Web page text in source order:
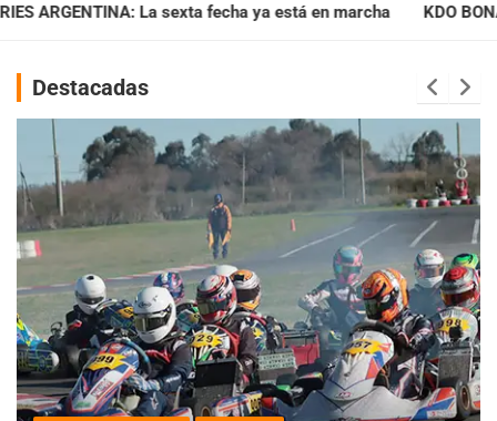
ya está en marcha KDO BONAERENSE: Con la vara bien
Destacadas